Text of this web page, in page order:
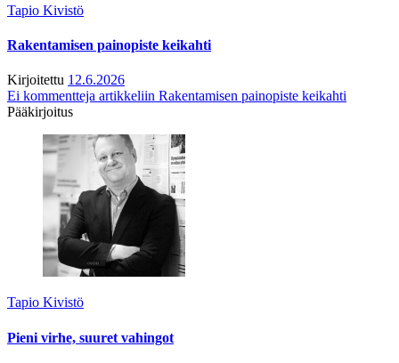
Tapio Kivistö
Rakentamisen painopiste keikahti
Kirjoitettu 12.6.2026
Ei kommentteja artikkeliin Rakentamisen painopiste keikahti
Pääkirjoitus
Tapio Kivistö
Pieni virhe, suuret vahingot